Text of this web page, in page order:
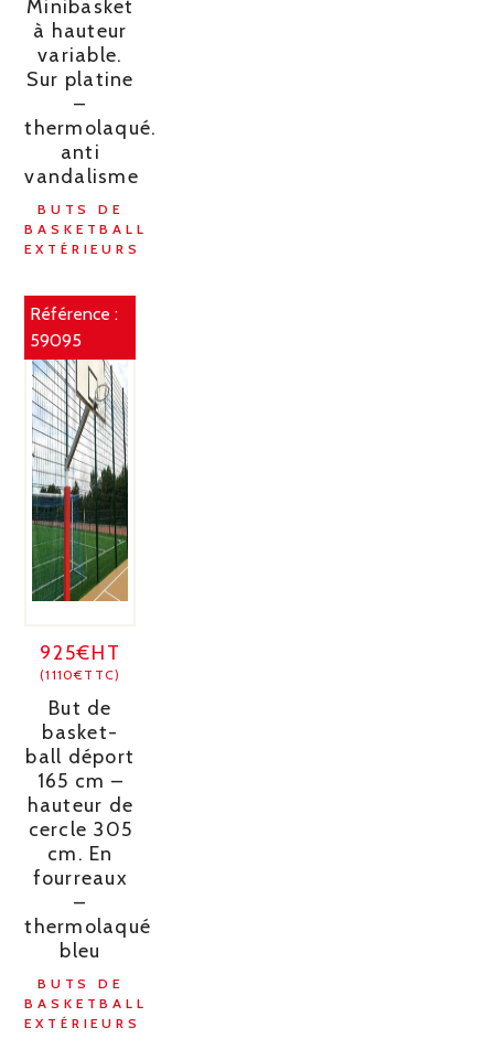
Minibasket
à hauteur
variable.
Sur platine
–
thermolaqué.
anti
vandalisme
BUTS DE
BASKETBALL
EXTÉRIEURS
Référence :
59095
925€HT
(1110€TTC)
But de
basket-
ball déport
165 cm –
hauteur de
cercle 305
cm. En
fourreaux
–
thermolaqué
bleu
BUTS DE
BASKETBALL
EXTÉRIEURS